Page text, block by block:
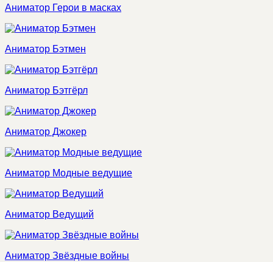
Аниматор Герои в масках
Аниматор Бэтмен
Аниматор Бэтгёрл
Аниматор Джокер
Аниматор Модные ведущие
Аниматор Ведущий
Аниматор Звёздные войны